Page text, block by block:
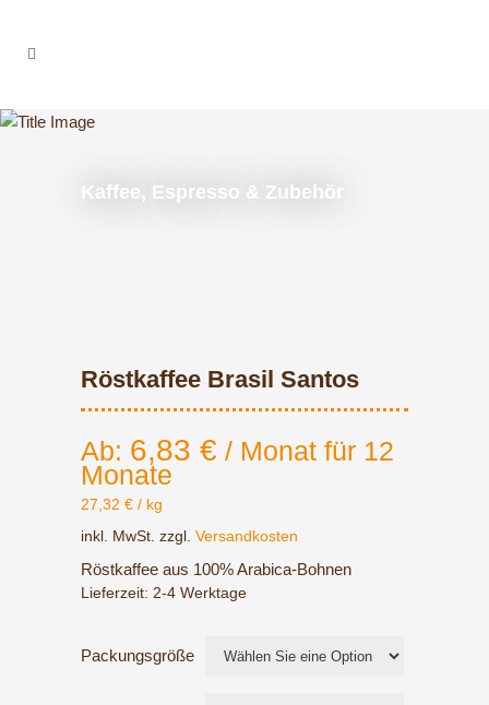
Kaffee, Espresso & Zubehör
Röstkaffee Brasil Santos
Ab: 6,83 € / Monat für 12
Monate
27,32 € / kg
inkl. MwSt. zzgl. Versandkosten
Röstkaffee aus 100% Arabica-Bohnen
Lieferzeit: 2-4 Werktage
Packungsgröße